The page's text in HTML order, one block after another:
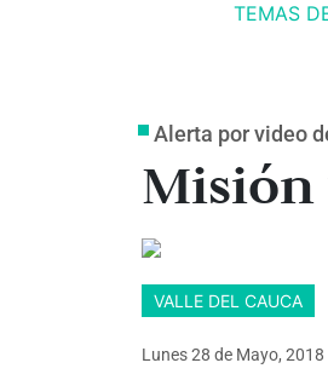
TEMAS
Alerta por video
Misión
VALLE DEL CAUCA
Lunes 28 de Mayo, 2018